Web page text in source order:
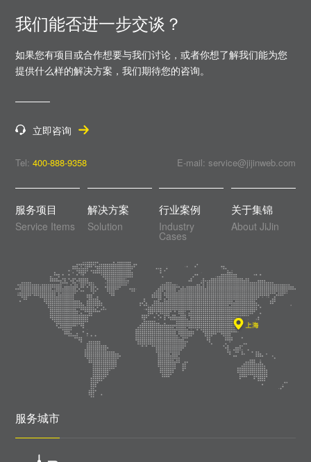
我们能否进一步交谈？
如果您有项目或合作想要与我们讨论，或者你想了解我们能为您
提供什么样的解决方案，我们期待您的咨询。
立即咨询
Tel:400-888-9358 E-mail: service@jijinweb.com
服务项目
Service Items
解决方案
Solution
行业案例
Industry
Cases
关于集锦
About JiJin
服务城市